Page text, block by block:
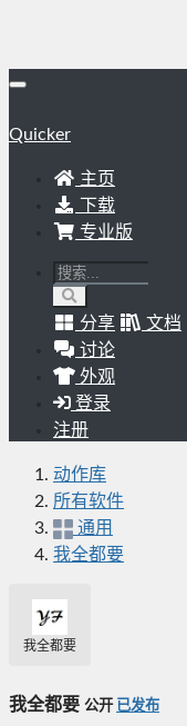
Quicker
主页
下载
专业版
分享
文档
讨论
外观
登录
注册
动作库
所有软件
通用
我全都要
我全都要
我全都要 公开 已发布